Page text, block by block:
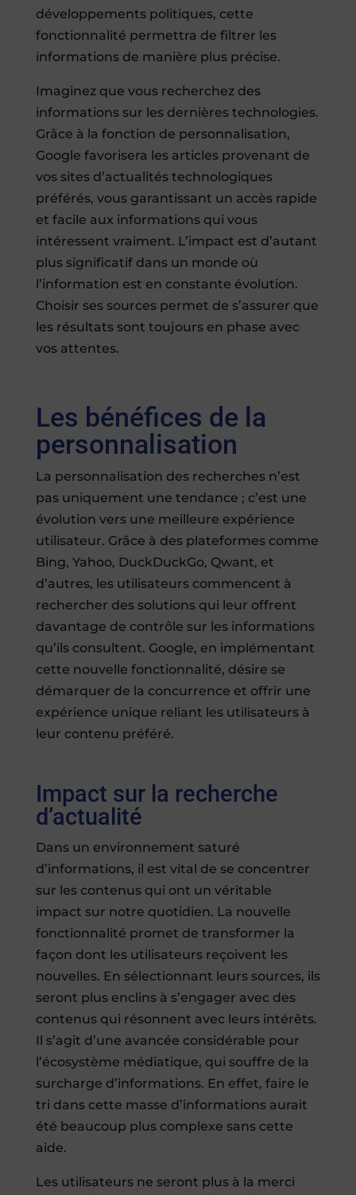
développements politiques, cette
fonctionnalité permettra de filtrer les
informations de manière plus précise.
Imaginez que vous recherchez des
informations sur les dernières technologies.
Grâce à la fonction de personnalisation,
Google favorisera les articles provenant de
vos sites d’actualités technologiques
préférés, vous garantissant un accès rapide
et facile aux informations qui vous
intéressent vraiment. L’impact est d’autant
plus significatif dans un monde où
l’information est en constante évolution.
Choisir ses sources permet de s’assurer que
les résultats sont toujours en phase avec
vos attentes.
Les bénéfices de la
personnalisation
La personnalisation des recherches n’est
pas uniquement une tendance ; c’est une
évolution vers une meilleure expérience
utilisateur. Grâce à des plateformes comme
Bing, Yahoo, DuckDuckGo, Qwant, et
d’autres, les utilisateurs commencent à
rechercher des solutions qui leur offrent
davantage de contrôle sur les informations
qu’ils consultent. Google, en implémentant
cette nouvelle fonctionnalité, désire se
démarquer de la concurrence et offrir une
expérience unique reliant les utilisateurs à
leur contenu préféré.
Impact sur la recherche
d’actualité
Dans un environnement saturé
d’informations, il est vital de se concentrer
sur les contenus qui ont un véritable
impact sur notre quotidien. La nouvelle
fonctionnalité promet de transformer la
façon dont les utilisateurs reçoivent les
nouvelles. En sélectionnant leurs sources, ils
seront plus enclins à s’engager avec des
contenus qui résonnent avec leurs intérêts.
Il s’agit d’une avancée considérable pour
l’écosystème médiatique, qui souffre de la
surcharge d’informations. En effet, faire le
tri dans cette masse d’informations aurait
été beaucoup plus complexe sans cette
aide.
Les utilisateurs ne seront plus à la merci